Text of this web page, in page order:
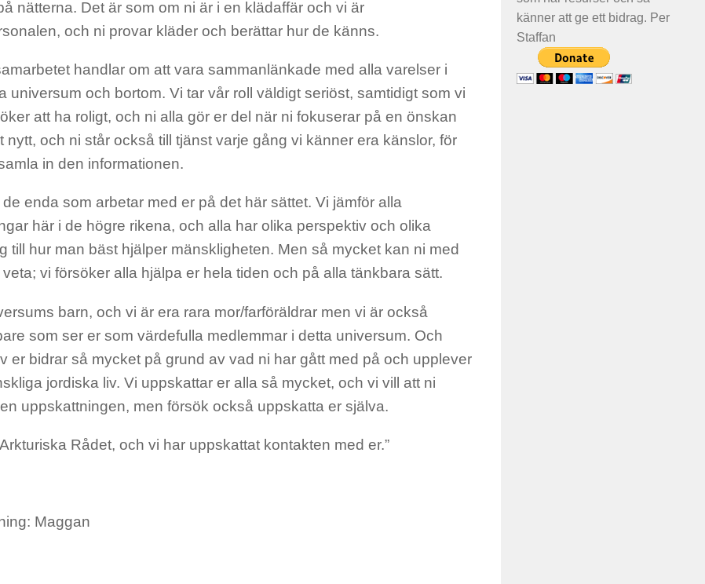
nätterna. Det är som om ni är i en klädaffär och vi är
och ni provar kläder och berättar hur de känns.
handlar om att vara sammanlänkade med alla varelser i
universum och bortom. Vi tar vår roll väldigt seriöst, samtidigt som vi
att ha roligt, och ni alla gör er del när ni fokuserar på en önskan
nytt, och ni står också till tjänst varje gång vi känner era känslor, för
in den informationen.
enda som arbetar med er på det här sättet. Vi jämför alla
här i de högre rikena, och alla har olika perspektiv och olika
till hur man bäst hjälper mänskligheten. Men så mycket kan ni med
vi försöker alla hjälpa er hela tiden och på alla tänkbara sätt.
barn, och vi är era rara mor/farföräldrar men vi är också
som ser er som värdefulla medlemmar i detta universum. Och
er bidrar så mycket på grund av vad ni har gått med på och upplever
jordiska liv. Vi uppskattar er alla så mycket, och vi vill att ni
uppskattningen, men försök också uppskatta er själva.
Rådet, och vi har uppskattat kontakten med er.”
Maggan
känner att ge ett bidrag. Per
Staffan